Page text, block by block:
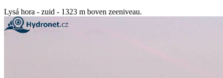
Lysá hora - zuid - 1323 m boven zeeniveau.